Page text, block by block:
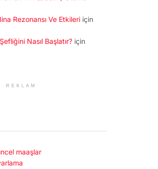
Rezonansı Ve Etkileri için
Nasıl Başlatır? için
REKLAM
maaşlar